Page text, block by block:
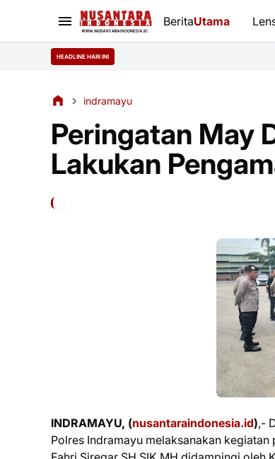
BeritaUtama
HEADLINE HARI INI
indramayu
Peringatan May
Lakukan
INDRAMAYU, (nusantaraindonesia.id),-
Polres Indramayu melaksanakan